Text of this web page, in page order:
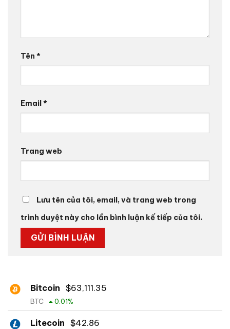
Tên *
Email *
Trang web
Lưu tên của tôi, email, và trang web trong
trình duyệt này cho lần bình luận kế tiếp của tôi.
Bitcoin $63,111.35
BTC 0.01%
Litecoin $42.86